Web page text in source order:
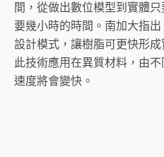
間，從做出數位模型到實體
要幾小時的時間。南加大指
設計模式，讓樹脂可更快形
此技術應用在異質材料，由
速度將會變快。